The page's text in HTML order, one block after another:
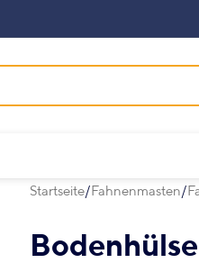
Startseite Fahnenmasten